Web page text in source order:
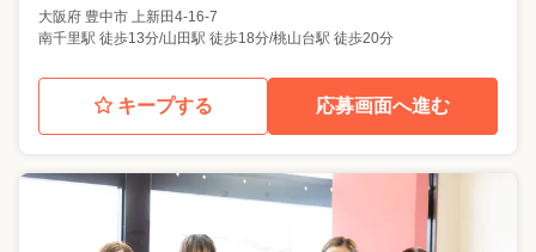
大阪府 豊中市 上新田4-16-7
南千里駅 徒歩13分/山田駅 徒歩18分/桃山台駅 徒歩20分
キープする 応募画面へ進む